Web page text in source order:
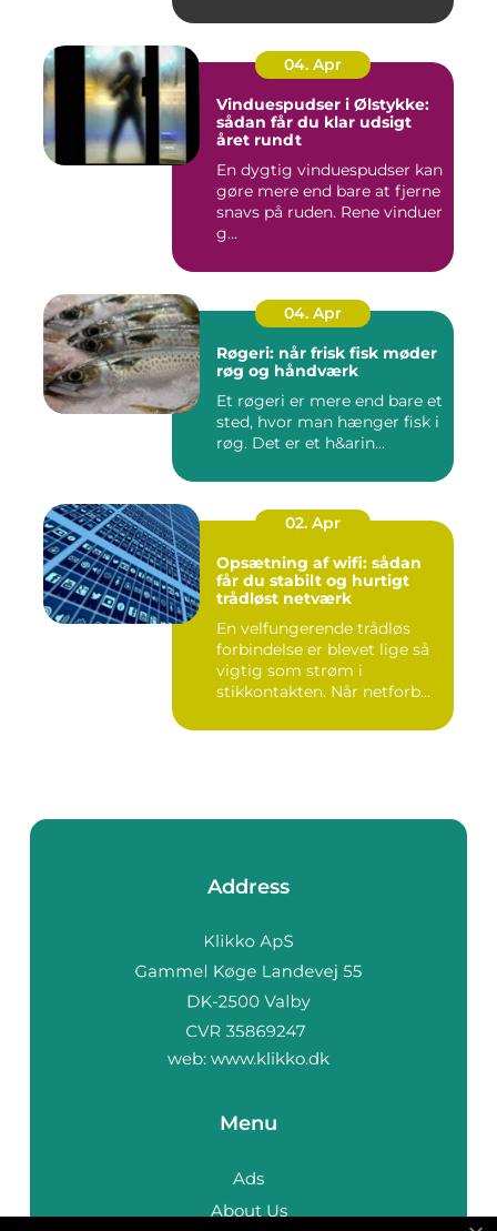
04. Apr
Vinduespudser i Ølstykke:
sådan får du klar udsigt
året rundt
En dygtig vinduespudser kan
gøre mere end bare at fjerne
snavs på ruden. Rene vinduer
g...
04. Apr
Røgeri: når frisk fisk møder
røg og håndværk
Et røgeri er mere end bare et
sted, hvor man hænger fisk i
røg. Det er et h&arin...
02. Apr
Opsætning af wifi: sådan
får du stabilt og hurtigt
trådløst netværk
En velfungerende trådløs
forbindelse er blevet lige så
vigtig som strøm i
stikkontakten. Når netforb...
Address
web: www.klikko.dk
Menu
Ads
About Us